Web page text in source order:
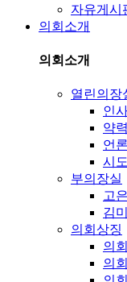
자유게시
의회소개
의회소개
열린의장
인
약력
언
시
부의장실
고
김
의회상징
의
의